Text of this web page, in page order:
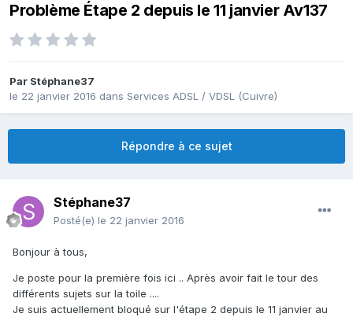
Problème Étape 2 depuis le 11 janvier Av137
Par Stéphane37
le 22 janvier 2016 dans Services ADSL / VDSL (Cuivre)
Répondre à ce sujet
Stéphane37
Posté(e) le 22 janvier 2016
Bonjour à tous,
Je poste pour la première fois ici .. Après avoir fait le tour des
différents sujets sur la toile ....
Je suis actuellement bloqué sur l'étape 2 depuis le 11 janvier au